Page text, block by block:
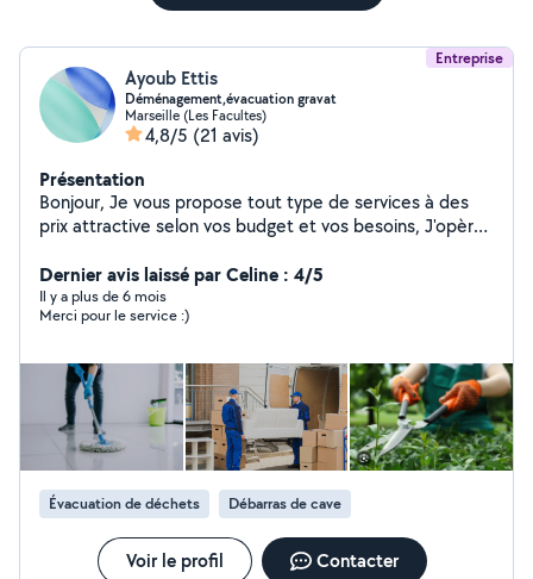
Entreprise
Ayoub Ettis
Déménagement,évacuation gravat
Marseille (Les Facultes)
4,8/5 (21 avis)
Présentation
Bonjour, Je vous propose tout type de services à des
prix attractive selon vos budget et vos besoins, J'opère
et évacuation des déchets. Je suis ponctuel et je n'est
qu'une parole. N'hésitez pas à me contacter
Dernier avis laissé par Celine : 4/5
Il y a plus de 6 mois
Merci pour le service :)
Évacuation de déchets Débarras de cave
Voir le profil Contacter